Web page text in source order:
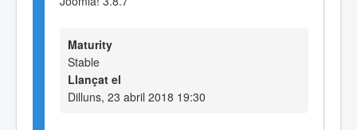
Maturity
Stable
Llançat el
Dilluns, 23 abril 2018 19:30